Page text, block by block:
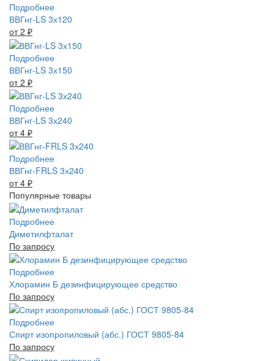
Подробнее
ВВГнг-LS 3х120
от 2 ₽
Подробнее
ВВГнг-LS 3х150
от 2 ₽
Подробнее
ВВГнг-LS 3х240
от 4 ₽
Подробнее
ВВГнг-FRLS 3х240
от 4 ₽
Популярные товары
Подробнее
Диметилфталат
По запросу
Подробнее
Хлорамин Б дезинфицирующее средство
По запросу
Подробнее
Спирт изопропиловый (абс.) ГОСТ 9805-84
По запросу